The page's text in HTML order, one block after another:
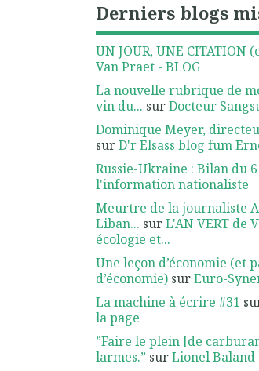
Derniers blogs
UN JOUR, UNE CITATION
Van Praet - BLOG
La nouvelle rubrique de
vin du... surDocteur
Dominique Meyer,
surD'r Elsass blog fum
Russie-Ukraine : Bilan du
l'information nationaliste
Meurtre de la journaliste
Liban... surL'AN VERT de
écologie et...
Une leçon d’économie (et
d’économie) surEuro-
La machine à écrire #31
la page
”Faire le plein [de
larmes.” surLionel Baland